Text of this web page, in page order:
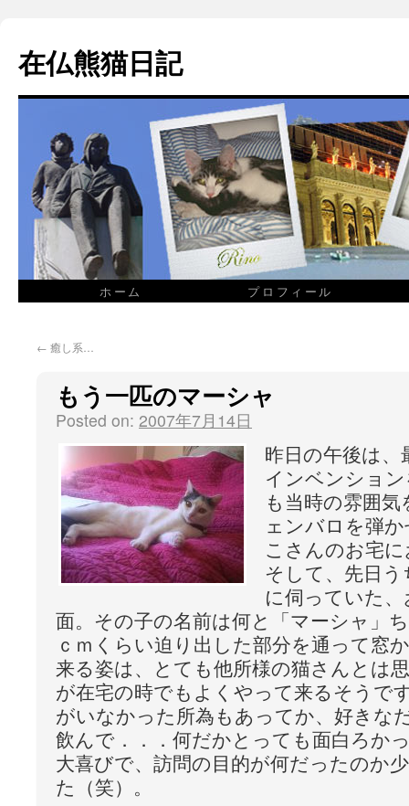
在仏熊猫日記
ホーム プロフィール
← 癒し系…
もう一匹のマーシャ
Posted on: 2007年7月14日
昨日の午後は
インベンショ
も当時の雰囲
ェンバロを弾
こさんのお宅
そして、先日
に伺っていた
面。その子の名前は何と「マーシャ」
ｃｍくらい迫り出した部分を通って窓
来る姿は、とても他所様の猫さんとは
が在宅の時でもよくやって来るそうで
がいなかった所為もあってか、好きな
飲んで．．．何だかとっても面白ろか
大喜びで、訪問の目的が何だったのか
た（笑）。